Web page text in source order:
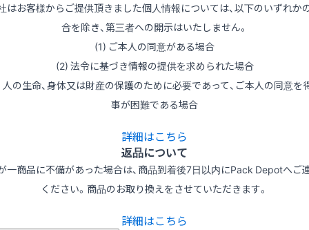
はお客様からご提供頂きました個人情報については、以下のいずれか
合を除き、第三者への開示はいたしません。
(1) ご本人の同意がある場合
(2) 法令に基づき情報の提供を求められた場合
の生命、身体又は財産の保護のために必要であって、ご本人の同意を
事が困難である場合
詳細はこちら
返品について
一商品に不備があった場合は、商品到着後7日以内にPack Depotへご
ください。商品のお取り換えをさせていただきます。
詳細はこちら